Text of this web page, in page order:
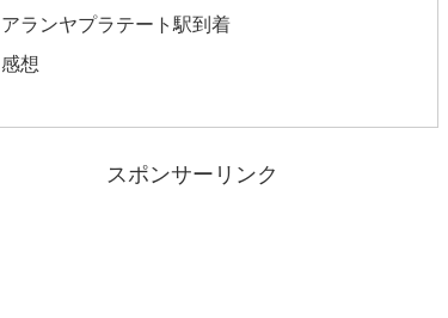
アランヤプラテート駅到着
感想
スポンサーリンク